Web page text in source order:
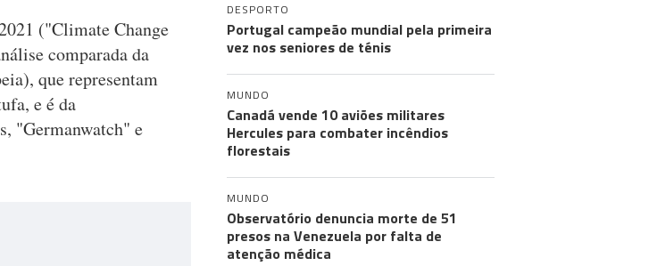
("Climate Change
comparada da
que representam
e é da
"Germanwatch" e
DESPORTO
Portugal campeão mundial pela primeira
vez nos seniores de ténis
MUNDO
Canadá vende 10 aviões militares
Hercules para combater incêndios
florestais
MUNDO
Observatório denuncia morte de 51
presos na Venezuela por falta de
atenção médica